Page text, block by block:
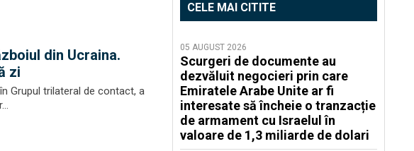
din Ucraina.
zi
Grupul trilateral de contact, a
CELE MAI CITITE
05 AUGUST 2026
Scurgeri de documente au
dezvăluit negocieri prin care
Emiratele Arabe Unite ar fi
interesate să încheie o tranzacție
de armament cu Israelul în
valoare de 1,3 miliarde de dolari